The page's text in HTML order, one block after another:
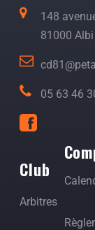
148
81000 Albi
05 63 46
Club
Arbitres